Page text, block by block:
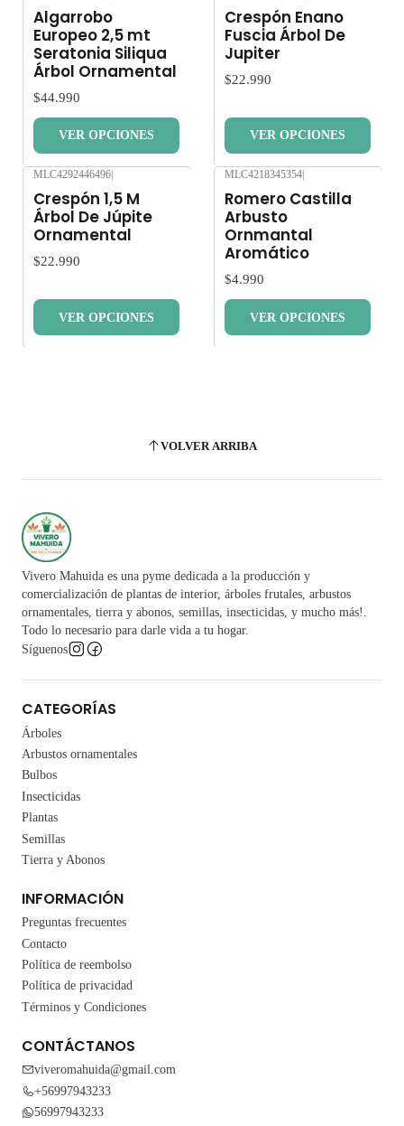
Algarrobo
Europeo 2,5 mt
Seratonia Siliqua
Árbol Ornamental
$44.990
VER OPCIONES
Crespón Enano
Fuscia Árbol De
Jupiter
$22.990
VER OPCIONES
MLC4292446496|
Crespón 1,5 M
Árbol De Júpite
Ornamental
$22.990
VER OPCIONES
MLC4218345354|
Romero Castilla
Arbusto
Ornmantal
Aromático
$4.990
VER OPCIONES
VOLVER ARRIBA
Vivero Mahuida es una pyme dedicada a la producción y
comercialización de plantas de interior, árboles frutales, arbustos
ornamentales, tierra y abonos, semillas, insecticidas, y mucho más!.
Todo lo necesario para darle vida a tu hogar.
Síguenos
CATEGORÍAS
Árboles
Arbustos ornamentales
Bulbos
Insecticidas
Plantas
Semillas
Tierra y Abonos
INFORMACIÓN
Preguntas frecuentes
Contacto
Política de reembolso
Política de privacidad
Términos y Condiciones
CONTÁCTANOS
viveromahuida@gmail.com
+56997943233
56997943233